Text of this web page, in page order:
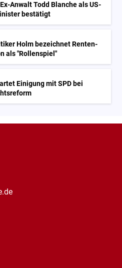
Anwalt Todd Blanche als US-
bestätigt
Holm bezeichnet Renten-
als "Rollenspiel"
Einigung mit SPD bei